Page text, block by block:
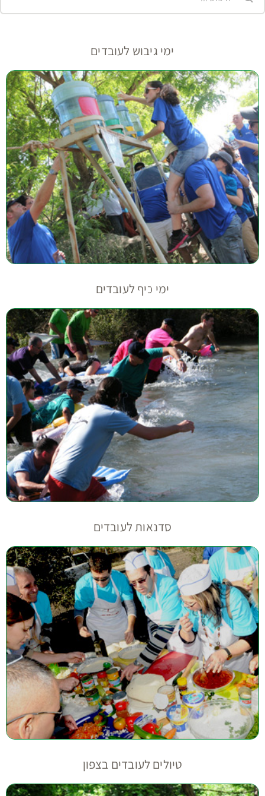
ימי גיבוש לעובדים
ימי כיף לעובדים
סדנאות לעובדים
טיולים לעובדים בצפון